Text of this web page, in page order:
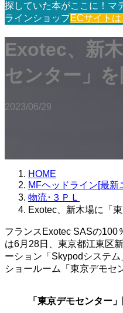
探していた本がここに！マ
ラインショップECサイトは
Exotec、新
センター」
2023/06/29
HOME
MFヘッドライン[最新
物流･３ＰＬ
Exotec、新木場に「
フランスExotec SASの100
は6月28日、東京都江東区
ーション「Skypodシステ
ショールーム「東京デモセ
「東京デモセンター